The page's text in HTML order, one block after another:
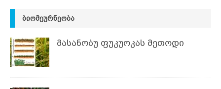
ᲑᲘᲝᲛᲔᲣᲠᲜᲔᲝᲑᲐ
მასანობუ ფუკუოკას მეთოდი